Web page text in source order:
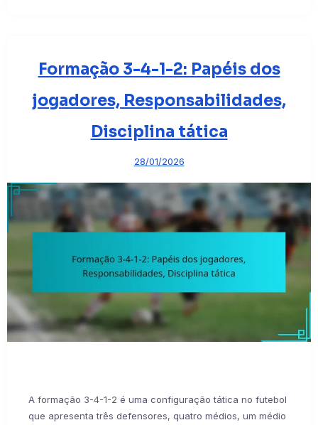
Formação 3-4-1-2: Papéis dos
jogadores, Responsabilidades,
Disciplina tática
28/01/2026
A formação 3-4-1-2 é uma configuração tática no futebol
que apresenta três defensores, quatro médios, um médio